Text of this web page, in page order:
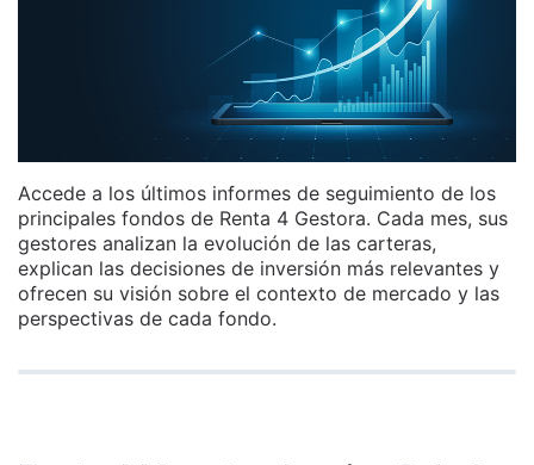
Accede a los últimos informes de seguimiento de los
principales fondos de Renta 4 Gestora. Cada mes, sus
gestores analizan la evolución de las carteras,
explican las decisiones de inversión más relevantes y
ofrecen su visión sobre el contexto de mercado y las
perspectivas de cada fondo.